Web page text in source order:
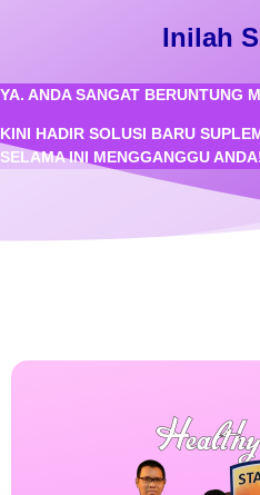
Inilah
YA. ANDA SANGAT BERUNTUNG
KINI HADIR SOLUSI BARU
SELAMA INI MENGGANGGU